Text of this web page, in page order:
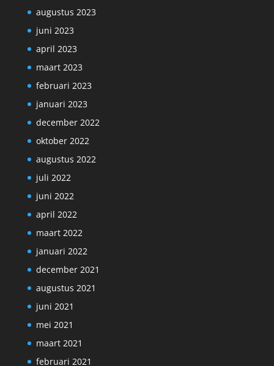
augustus 2023
juni 2023
april 2023
maart 2023
februari 2023
januari 2023
december 2022
oktober 2022
augustus 2022
juli 2022
juni 2022
april 2022
maart 2022
januari 2022
december 2021
augustus 2021
juni 2021
mei 2021
maart 2021
februari 2021